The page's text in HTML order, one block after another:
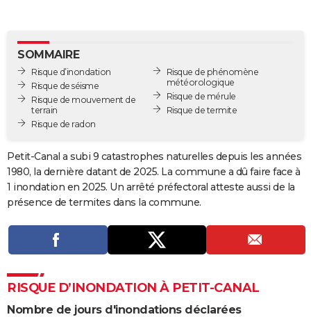
GUIDES D'ACHAT
BONS PLANS
CARTE DE VOEUX
Carte de Noël
Carte Bonne année
Carte Saint-Valentin
Carte Pâques
Carte d'anniversaire
DICTIONNAIRE
Dictionnaire
Biographies
Citations
Expressions
Proverbes
PROGRAMME TV
COPAINS D'AVANT
Se connecter
Collèges
Universités
Service militaire
SOMMAIRE
Risque d’inondation
Risque de séisme
Risque de mouvement de
terrain
Risque de radon
Risque de phénomène
météorologique
Risque de mérule
Risque de termite
Petit-Canal a subi 9 catastrophes naturelles depuis les années
1980, la dernière datant de 2025. La commune a dû faire face à
1 inondation en 2025. Un arrêté préfectoral atteste aussi de la
présence de termites dans la commune.
RISQUE D’INONDATION À PETIT-CANAL
Nombre de jours d'inondations déclarées